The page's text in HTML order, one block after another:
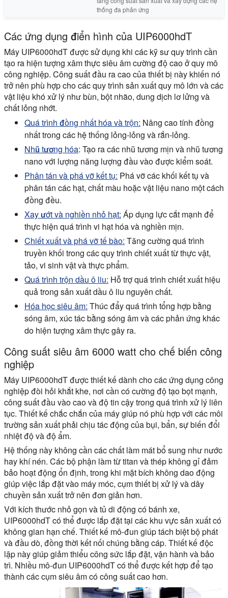
thống đa phản ứng
Các ứng dụng điển hình của UIP6000hdT
Máy UIP6000hdT được sử dụng khi các kỹ sư quy trình cần
tạo ra hiện tượng xâm thực siêu âm cường độ cao ở quy mô
công nghiệp. Công suất đầu ra cao của thiết bị này khiến nó
trở nên phù hợp cho các quy trình sản xuất quy mô lớn và các
vật liệu khó xử lý như bùn, bột nhão, dung dịch lơ lửng và
chất lỏng nhớt.
Quá trình đồng nhất hóa và trộn: Nâng cao tính đồng
nhất trong các hệ thống lỏng-lỏng và rắn-lỏng.
Nhũ tương hóa: Tạo ra các nhũ tương mịn và nhũ tương
nano với lượng năng lượng đầu vào được kiểm soát.
Phân tán và phá vỡ kết tụ: Phá vỡ các khối kết tụ và
phân tán các hạt, chất màu hoặc vật liệu nano một cách
đồng đều.
Xay ướt và nghiền nhỏ hạt: Áp dụng lực cắt mạnh để
thực hiện quá trình vi hạt hóa và nghiền mịn.
Chiết xuất và phá vỡ tế bào: Tăng cường quá trình
truyền khối trong các quy trình chiết xuất từ thực vật,
tảo, vi sinh vật và thực phẩm.
Quá trình trộn dầu ô liu: Hỗ trợ quá trình chiết xuất hiệu
quả trong sản xuất dầu ô liu nguyên chất.
Hóa học siêu âm: Thúc đẩy quá trình tổng hợp bằng
sóng âm, xúc tác bằng sóng âm và các phản ứng khác
do hiện tượng xâm thực gây ra.
Công suất siêu âm 6000 watt cho chế biến công
nghiệp
Máy UIP6000hdT được thiết kế dành cho các ứng dụng công
nghiệp đòi hỏi khắt khe, nơi cần có cường độ tạo bọt mạnh,
công suất đầu vào cao và độ tin cậy trong quá trình xử lý liên
tục. Thiết kế chắc chắn của máy giúp nó phù hợp với các môi
trường sản xuất phải chịu tác động của bụi, bẩn, sự biến đổi
nhiệt độ và độ ẩm.
Hệ thống này không cần các chất làm mát bổ sung như nước
hay khí nén. Các bộ phận làm từ titan và thép không gỉ đảm
bảo hoạt động ổn định, trong khi mặt bích không dao động
giúp việc lắp đặt vào máy móc, cụm thiết bị xử lý và dây
chuyền sản xuất trở nên đơn giản hơn.
Với kích thước nhỏ gọn và tủ di động có bánh xe,
UIP6000hdT có thể được lắp đặt tại các khu vực sản xuất có
không gian hạn chế. Thiết kế mô-đun giúp tách biệt bộ phát
và đầu dò, đồng thời kết nối chúng bằng cáp. Thiết kế độc
lập này giúp giảm thiểu công sức lắp đặt, vận hành và bảo
trì. Nhiều mô-đun UIP6000hdT có thể được kết hợp để tạo
thành các cụm siêu âm có công suất cao hơn.